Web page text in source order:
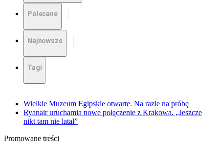
Polecane
Najnowsze
Tagi
Wielkie Muzeum Egipskie otwarte. Na razie na próbę
Ryanair uruchamia nowe połączenie z Krakowa. „Jeszcze
nikt tam nie latał”
Promowane treści